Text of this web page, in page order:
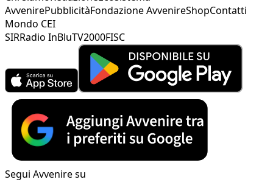
AvvenirePubblicitàFondazione AvvenireShopContatti
Mondo CEI
SIRRadio InBluTV2000FISC
Segui Avvenire su